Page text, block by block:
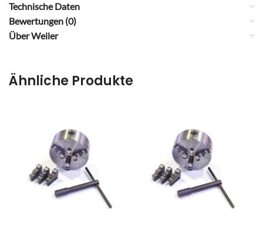
Technische Daten
Bewertungen (0)
Über Weiler
Ähnliche Produkte